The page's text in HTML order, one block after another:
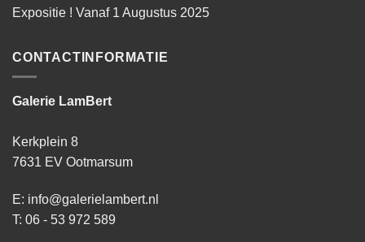
Expositie ! Vanaf 1 Augustus 2025
CONTACTINFORMATIE
Galerie LamBert
Kerkplein 8
7631 EV Ootmarsum
E: info@galerielambert.nl
T: 06 - 53 972 589